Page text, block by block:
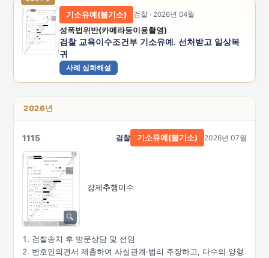
기소유예(불기소) 검찰 · 2026년 04월
성폭법위반(카메라등이용촬영)
검찰 교육이수조건부 기소유예. 선처받고 일상복
귀
사례 심화해설
2026년
1115
강제추행미수
검찰 기소유예(불기소) 2026년 07월
검찰송치 후 방문상담 및 선임
변호인의견서 제출하여 사실관계·법리 주장하고, 다수의 양형